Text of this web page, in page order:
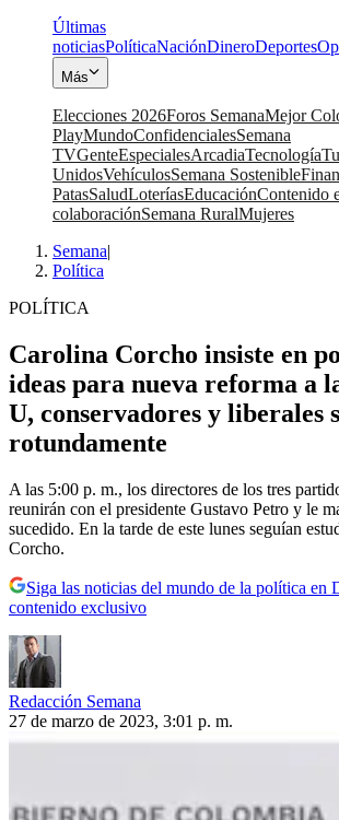
Últimas
noticiasPolíticaNaciónDineroDeportes
Más
Elecciones 2026Foros SemanaMejor
PlayMundoConfidencialesSemana
TVGenteEspecialesArcadiaTecnología
UnidosVehículosSemana Sostenible
PatasSaludLoteríasEducaciónContenido
colaboraciónSemana RuralMujeres
Semana|
Política
POLÍTICA
Carolina Corcho insiste en
ideas para nueva reforma a
U, conservadores y liberales
rotundamente
A las 5:00 p. m., los directores de los tres
reunirán con el presidente Gustavo Petro y le
sucedido. En la tarde de este lunes seguían
Corcho.
Siga las noticias del mundo de la política en
contenido exclusivo
Redacción Semana
27 de marzo de 2023, 3:01 p. m.